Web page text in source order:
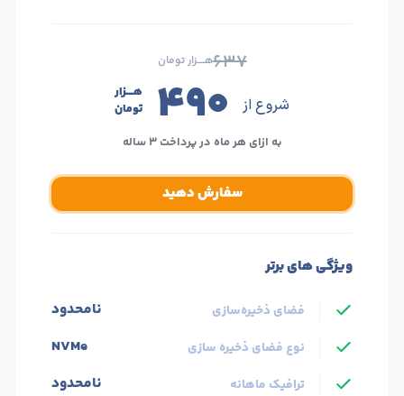
۶۳۷هــــزار تومان
شروع از ۴۹۰
هــــزار
تومان
به ازای هر ماه در پرداخت ۳ ساله
سفارش دهید
ویژگی های برتر
فضای ذخیره‌سازی نامحدود
نوع فضای ذخیره سازی NVMe
ترافیک ماهانه نامحدود